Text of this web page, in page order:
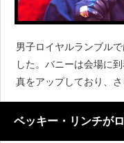
男子ロイヤルランブル
した。バニーは会場に
真をアップしており、
いグッズも販売されて
でしたが、試合を大い
ベッキー・リンチが